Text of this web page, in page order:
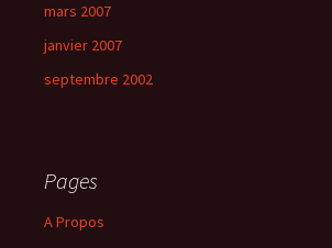
mars 2007
janvier 2007
septembre 2002
Pages
A Propos